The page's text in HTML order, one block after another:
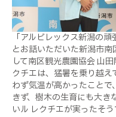
「アルビレックス新潟の
とお話いただいた新潟市
して南区観光農園協会 山
クチエは、猛暑を乗り越
わず気温が高かったこと
きず、樹木の生育にも大
いル レクチエが実ったそう